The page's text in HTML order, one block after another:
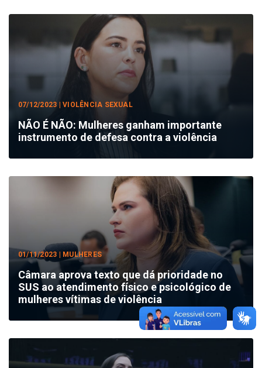
07/12/2023 | VIOLÊNCIA SEXUAL
NÃO É NÃO: Mulheres ganham importante
instrumento de defesa contra a violência
01/11/2023 | MULHERES
Câmara aprova texto que dá prioridade no
SUS ao atendimento físico e psicológico de
mulheres vítimas de violência